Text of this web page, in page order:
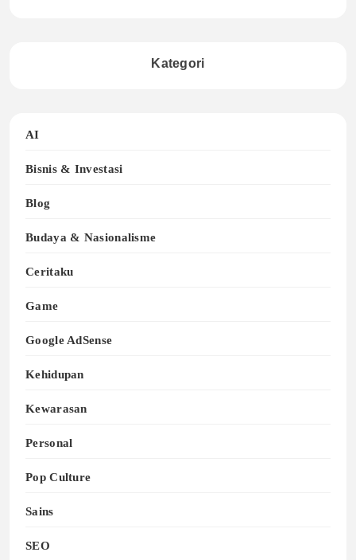
Kategori
AI
Bisnis & Investasi
Blog
Budaya & Nasionalisme
Ceritaku
Game
Google AdSense
Kehidupan
Kewarasan
Personal
Pop Culture
Sains
SEO